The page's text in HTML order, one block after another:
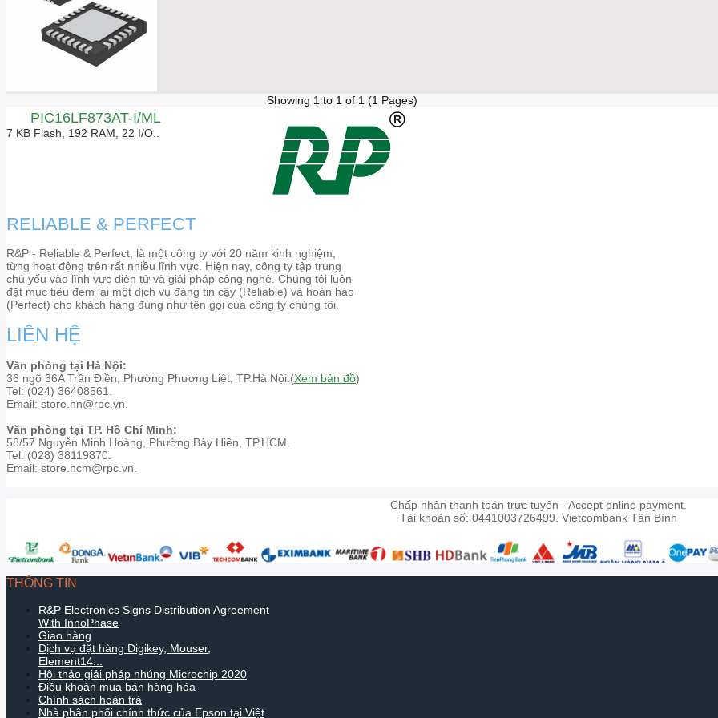
PIC16LF873AT-I/ML
7 KB Flash, 192 RAM, 22 I/O..
Showing 1 to 1 of 1 (1 Pages)
RELIABLE & PERFECT
R&P - Reliable & Perfect, là một công ty với 20 năm kinh nghiệm,
từng hoạt động trên rất nhiều lĩnh vực. Hiện nay, công ty tập trung
chủ yếu vào lĩnh vực điện tử và giải pháp công nghệ. Chúng tôi luôn
đặt mục tiêu đem lại một dịch vụ đáng tin cậy (Reliable) và hoàn hảo
(Perfect) cho khách hàng đúng như tên gọi của công ty chúng tôi.
LIÊN HỆ
Văn phòng tại Hà Nội:
36 ngõ 36A Trần Điền, Phường Phương Liệt, TP.Hà Nội.(Xem bản đồ)
Tel: (024) 36408561.
Email: store.hn@rpc.vn.
Văn phòng tại TP. Hồ Chí Minh:
58/57 Nguyễn Minh Hoàng, Phường Bảy Hiền, TP.HCM.
Tel: (028) 38119870.
Email: store.hcm@rpc.vn.
Chấp nhận thanh toán trực tuyến - Accept online payment.
Tài khoản số: 0441003726499. Vietcombank Tân Bình
THÔNG TIN
R&P Electronics Signs Distribution Agreement
With InnoPhase
Giao hàng
Dịch vụ đặt hàng Digikey, Mouser,
Element14...
Hội thảo giải pháp nhúng Microchip 2020
Điều khoản mua bán hàng hóa
Chính sách hoàn trả
Nhà phân phối chính thức của Epson tại Việt